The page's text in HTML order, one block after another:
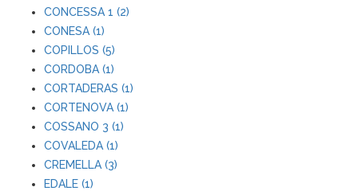
CONCESSA 1 (2)
CONESA (1)
COPILLOS (5)
CORDOBA (1)
CORTADERAS (1)
CORTENOVA (1)
COSSANO 3 (1)
COVALEDA (1)
CREMELLA (3)
EDALE (1)